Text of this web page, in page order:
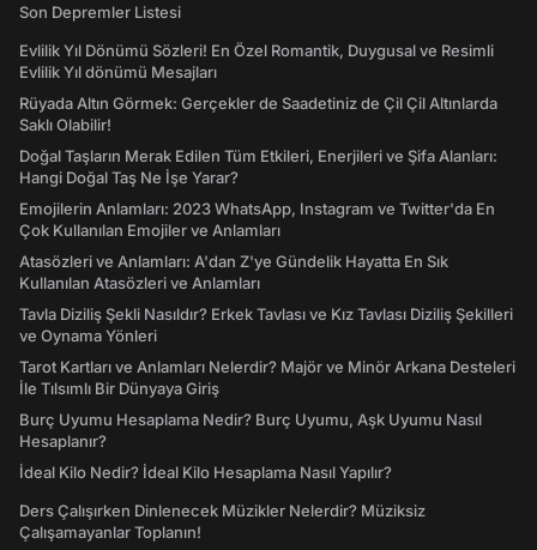
Son Depremler Listesi
Evlilik Yıl Dönümü Sözleri! En Özel Romantik, Duygusal ve Resimli
Evlilik Yıl dönümü Mesajları
Rüyada Altın Görmek: Gerçekler de Saadetiniz de Çil Çil Altınlarda
Saklı Olabilir!
Doğal Taşların Merak Edilen Tüm Etkileri, Enerjileri ve Şifa Alanları:
Hangi Doğal Taş Ne İşe Yarar?
Emojilerin Anlamları: 2023 WhatsApp, Instagram ve Twitter'da En
Çok Kullanılan Emojiler ve Anlamları
Atasözleri ve Anlamları: A'dan Z'ye Gündelik Hayatta En Sık
Kullanılan Atasözleri ve Anlamları
Tavla Diziliş Şekli Nasıldır? Erkek Tavlası ve Kız Tavlası Diziliş Şekilleri
ve Oynama Yönleri
Tarot Kartları ve Anlamları Nelerdir? Majör ve Minör Arkana Desteleri
İle Tılsımlı Bir Dünyaya Giriş
Burç Uyumu Hesaplama Nedir? Burç Uyumu, Aşk Uyumu Nasıl
Hesaplanır?
İdeal Kilo Nedir? İdeal Kilo Hesaplama Nasıl Yapılır?
Ders Çalışırken Dinlenecek Müzikler Nelerdir? Müziksiz
Çalışamayanlar Toplanın!